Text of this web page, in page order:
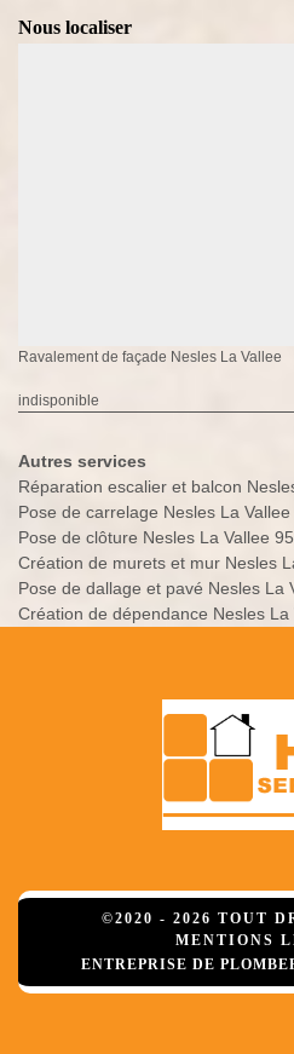
Nous localiser
Ravalement de façade Nesles La Vallee
indisponible
Autres services
Réparation escalier et balcon
Pose de carrelage Nesles La
Pose de clôture Nesles La Vallee
Création de murets et mur Nesles
Pose de dallage et pavé Nesles La
Création de dépendance Nesles La
©2020 - 2026 TOUT
MENTIONS
ENTREPRISE DE